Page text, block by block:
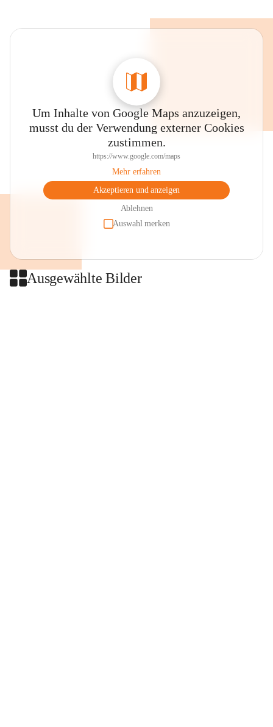
Um Inhalte von Google Maps anzuzeigen,
musst du der Verwendung externer Cookies
zustimmen.
https://www.google.com/maps
Mehr erfahren
Akzeptieren und anzeigen
Ablehnen
Auswahl merken
Ausgewählte Bilder